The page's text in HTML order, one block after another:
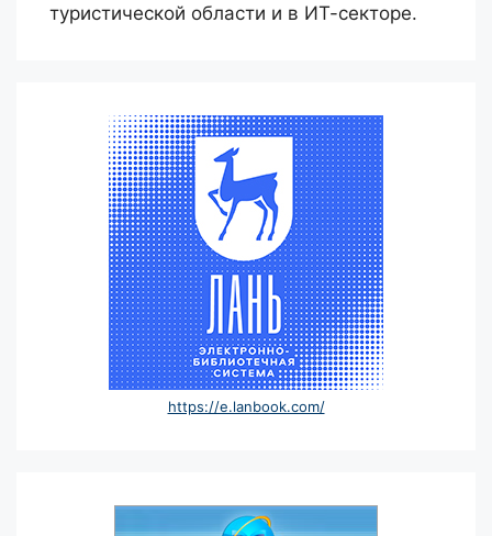
туристической области и в ИТ-секторе.
https://e.lanbook.com/